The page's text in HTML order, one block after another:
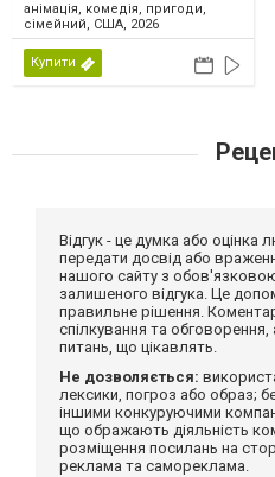
анімація, комедія, пригоди,
сімейний, США, 2026
Купити
Відгук - це думка або оцінка
передати досвід або
нашого сайту з
залишеного відгука. Це
правильне рішення.
спілкування та
питань, що цікавлять.
Не дозволяється:
лексики, погроз або образ;
іншими конкуруючими
що ображають діяльність
розміщення посилань на
реклама та самореклама.